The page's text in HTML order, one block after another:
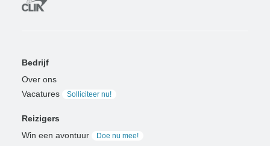
Bedrijf
Over ons
Vacatures
Solliciteer nu!
Reizigers
Win een avontuur
Doe nu mee!